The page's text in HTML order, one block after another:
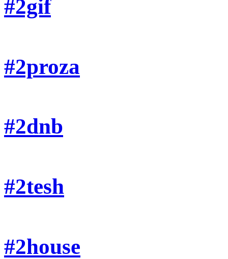
#2gif
#2proza
#2dnb
#2tesh
#2house